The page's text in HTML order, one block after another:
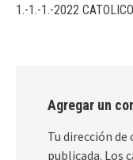
1.-1.-1.-2022
Agregar un
Tu dirección
publicada. Los